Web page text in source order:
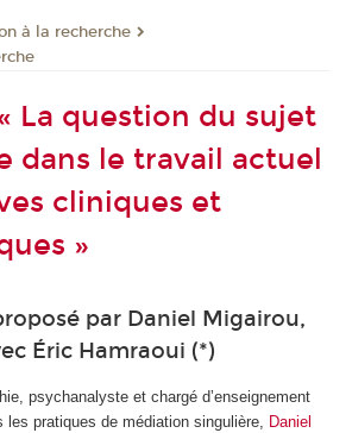
à la recherche
La question du sujet
dans le travail actuel
cliniques et
»
par Daniel Migairou,
Éric Hamraoui (*)
psychanalyste et chargé d’enseignement
les pratiques de médiation singulière, Daniel